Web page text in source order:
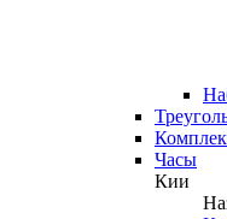
Часы
Кии